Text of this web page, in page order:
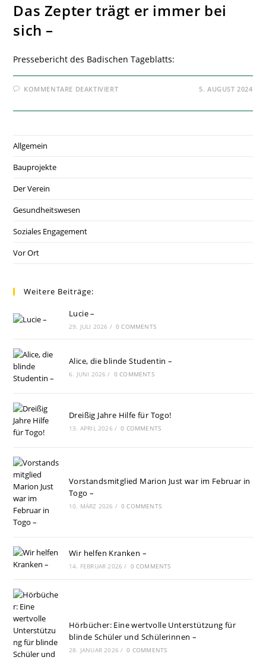
Das Zepter trägt er immer bei
sich –
Pressebericht des Badischen Tageblatts:
KOMMENTARE DEAKTIVIERTFÜR
TRÄGT
5. AUGUST 2024
Allgemein
Bauprojekte
Der Verein
Gesundheitswesen
Soziales Engagement
Vor Ort
Weitere Beiträge:
Lucie –
29. JULI 2026 / 0 COMMENTS
Alice, die blinde Studentin –
6. JUNI 2026 / 0 COMMENTS
Dreißig Jahre Hilfe für Togo!
13. APRIL 2026 / 0 COMMENTS
Vorstandsmitglied Marion Just war im Februar in
Togo –
10. MÄRZ 2026 / 0 COMMENTS
Wir helfen Kranken –
14. FEBRUAR 2026 / 0 COMMENTS
Hörbücher: Eine wertvolle Unterstützung für
blinde Schüler und Schülerinnen –
28. JANUAR 2026 / 0 COMMENTS